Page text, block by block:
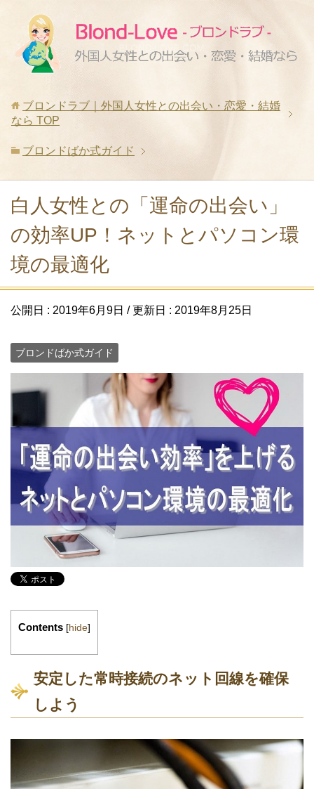
ブロンドラブ｜外国人女性との出会い・恋愛・結婚
なら TOP
ブロンドばか式ガイド
白人女性との「運命の出会い」
の効率UP！ネットとパソコン環
境の最適化
公開日 : 2019年6月9日 / 更新日 : 2019年8月25日
ブロンドばか式ガイド
Contents [hide]
安定した常時接続のネット回線を確保
しよう